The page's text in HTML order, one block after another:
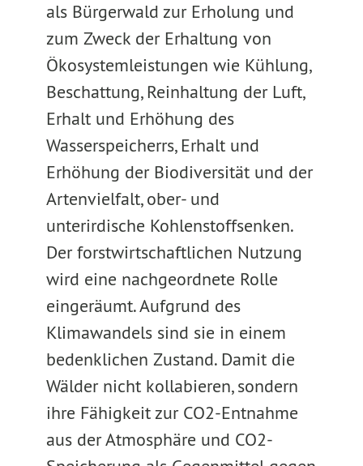
als Bürgerwald zur Erholung und
zum Zweck der Erhaltung von
Ökosystemleistungen wie Kühlung,
Beschattung, Reinhaltung der Luft,
Erhalt und Erhöhung des
Wasserspeicherrs, Erhalt und
Erhöhung der Biodiversität und der
Artenvielfalt, ober- und
unterirdische Kohlenstoffsenken.
Der forstwirtschaftlichen Nutzung
wird eine nachgeordnete Rolle
eingeräumt. Aufgrund des
Klimawandels sind sie in einem
bedenklichen Zustand. Damit die
Wälder nicht kollabieren, sondern
ihre Fähigkeit zur CO2-Entnahme
aus der Atmosphäre und CO2-